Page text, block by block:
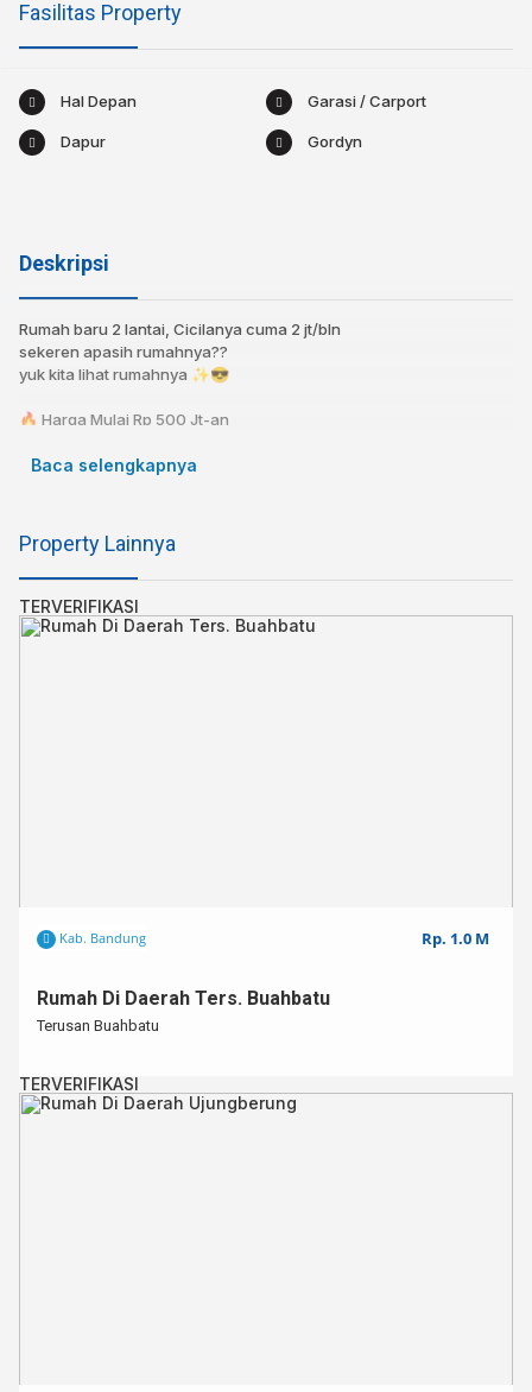
Fasilitas Property
Hal Depan Garasi / Carport
Dapur Gordyn
Deskripsi
Rumah baru 2 lantai, Cicilanya cuma 2 jt/bln
sekeren apasih rumahnya??
yuk kita lihat rumahnya ✨😎⁣⁣⁣⁣
🔥 Harga Mulai Rp 500 Jt-an
🔥 KPR bisa dibantu!⁣⁣⁣⁣⁣⁣⁣⁣
⁣⁣📍 10 menit Ke Transmart Cipadung
📍 13 menit ke Alun-Alun Uber
Spesifikasi:⁣⁣⁣⁣
Sertifikat : SHM LENGKAP⁣⁣⁣⁣
Hub : 0812 – 3438 – 2432⁣⁣⁣⁣
Baca selengkapnya
Property Lainnya
TERVERIFIKASI
Kab. Bandung Rp. 1.0 M
Rumah Di Daerah Ters. Buahbatu
Terusan Buahbatu
TERVERIFIKASI